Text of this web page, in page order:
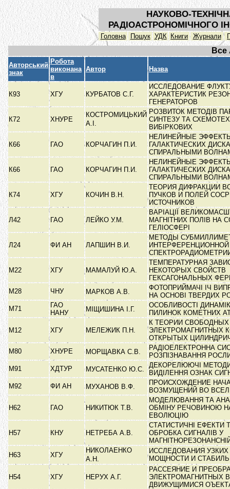
НАУКОВО-
РАДІОАСТРОНОМІЧНОГО
Головна Пошук УДК Книги Журнали
Все
Авторський
знак
Робота
виконана
в
Автор Назва
К93 ХГУ КУРБАТОВ С.Г.
ИССЛЕДОВАНИЕ
ХАРАКТЕРИСТИК
ГЕНЕРАТОРОВ
К72 ХНУРЕ
КОСТРОМИЦЬКИЙ
А.І.
РОЗВИТОК МЕТОДІВ
СИНТЕЗУ ТА
ВИБІРКОВИХ
К66 ГАО КОРЧАГИН П.И.
НЕЛИНЕЙНЫЕ
ГАЛАКТИЧЕСКИХ
СПИРАЛЬНЫМИ
К66 ГАО КОРЧАГИН П.И.
НЕЛИНЕЙНЫЕ
ГАЛАКТИЧЕСКИХ
СПИРАЛЬНЫМИ
К74 ХГУ КОЧИН В.Н.
ТЕОРИЯ ДИФРАКЦИИ
ПУЧКОВ И ПОЛЕЙ
ИСТОЧНИКОВ
Л42 ГАО ЛЕЙКО У.М.
ВАРІАЦІЇ
МАГНІТНИХ ПОЛІВ НА
ГЕЛІОСФЕРІ
Л24 ФИ АН ЛАПШИН В.И.
МЕТОДЫ
ИНТЕРФЕРЕНЦИОННОЙ
М22 ХГУ МАМАЛУЙ Ю.А.
ТЕМПЕРАТУРНАЯ
НЕКОТОРЫХ СВОЙСТВ
ГЕКСАГОНАЛЬНЫХ
М28
ЧНУ МАРКОВ А.В.
ФОТОПРИЙМАЧІ ІЧ
НА ОСНОВІ ТВЕРДИХ
М71
ГАО
НАНУ
МІЩИШИНА І.Г.
ОСОБЛИВОСТІ
ПИЛИНОК КОМЕТНИХ
М12 ХГУ МЕЛЕЖИК П.Н.
К ТЕОРИИ СВОБОДНЫХ
ЭЛЕКТРОМАГНИТНЫХ
ОТКРЫТЫХ
М80
ХНУРЕ МОРЩАВКА С.В.
РАДІОЕЛЕКТРОННА
РОЗПІЗНАВАННЯ
М91
ХДТУР МУСАТЕНКО Ю.С.
ДЕКОРЕЛЮЮЧІ
ВИДІЛЕННЯ ОЗНАК
М92
ФИ АН МУХАНОВ В.Ф.
ПРОИСХОЖДЕНИЕ
ВОЗМУЩЕНИЙ ВО
Н62 ГАО НИКИТЮК Т.В.
МОДЕЛЮВАННЯ ТА
ОБМІНУ РЕЧОВИНОЮ
ЕВОЛЮЦІЮ
Н57 КНУ НЕТРЕБА А.В.
СТАТИСТИЧНІ ЕФЕКТИ
ОБРОБКА СИГНАЛІВ У
Н63
ХГУ
НИКОЛАЕНКО
А.Н.
ИССЛЕДОВАНИЯ
МОЩНОСТИ И
Н54 ХГУ НЕРУХ А.Г.
РАССЕЯНИЕ И
ЭЛЕКТРОМАГНИТНЫХ
ДВИЖУЩИМИСЯ